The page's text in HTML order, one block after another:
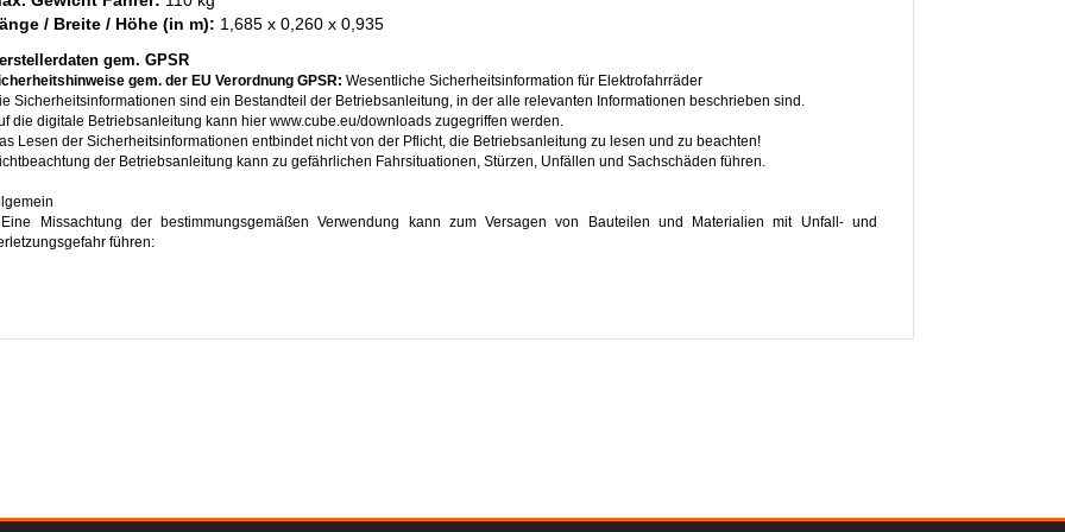
/ Breite / Höhe (in m): 1,685 x 0,260 x 0,935
gem. GPSR
gem. der EU Verordnung GPSR: Wesentliche Sicherheitsinformation für Elektrofahrräder
Sicherheitsinformationen sind ein Bestandteil der Betriebsanleitung, in der alle relevanten Informationen beschrieben sind.
die digitale Betriebsanleitung kann hier www.cube.eu/downloads zugegriffen werden.
Lesen der Sicherheitsinformationen entbindet nicht von der Pflicht, die Betriebsanleitung zu lesen und zu beachten!
der Betriebsanleitung kann zu gefährlichen Fahrsituationen, Stürzen, Unfällen und Sachschäden führen.
Missachtung der bestimmungsgemäßen Verwendung kann zum Versagen von Bauteilen und Materialien mit Unfall- und
führen:
Sie das Elektrofahrrad vor jeder Fahrt auf mögliche Schäden, insbesondere an Rahmen, Gabel, Lenker/Vorbaueinheit,
der Fahrt